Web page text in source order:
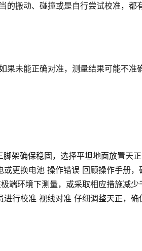
的搬动、碰撞或是自行尝试校准，都
未能正确对准，测量结果可能不准确
架确保稳固，选择平坦地面放置天
更换电池 操作错误 回顾操作手册，
端环境下测量，或采取相应措施减少
行校准 视线对准 仔细调整天正，确